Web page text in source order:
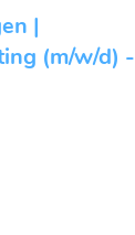
|
(m/w/d) -